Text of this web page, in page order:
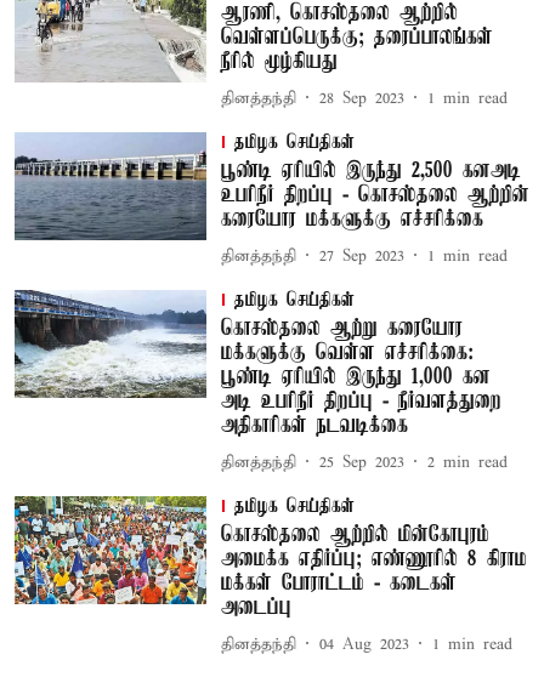
ஆரணி, கொசஸ்தலை ஆற்றில்
வெள்ளப்பெருக்கு; தரைப்பாலங்கள்
நீரில் மூழ்கியது
தினத்தந்தி 28 Sep 2023 1 min read
தமிழக செய்திகள்
பூண்டி ஏரியில் இருந்து 2,500 கனஅடி
உபரிநீர் திறப்பு - கொசஸ்தலை ஆற்றின்
கரையோர மக்களுக்கு எச்சரிக்கை
தினத்தந்தி 27 Sep 2023 1 min read
தமிழக செய்திகள்
கொசஸ்தலை ஆற்று கரையோர
மக்களுக்கு வெள்ள எச்சரிக்கை:
பூண்டி ஏரியில் இருந்து 1,000 கன
அடி உபரிநீர் திறப்பு - நீர்வளத்துறை
அதிகாரிகள் நடவடிக்கை
தினத்தந்தி 25 Sep 2023 2 min read
தமிழக செய்திகள்
கொசஸ்தலை ஆற்றில் மின்கோபுரம்
அமைக்க எதிர்ப்பு; எண்ணூரில் 8 கிராம
மக்கள் போராட்டம் - கடைகள்
அடைப்பு
தினத்தந்தி 04 Aug 2023 1 min read